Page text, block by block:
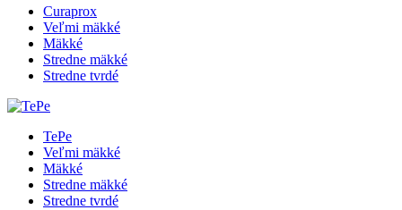
Curaprox
Veľmi mäkké
Mäkké
Stredne mäkké
Stredne tvrdé
TePe
Veľmi mäkké
Mäkké
Stredne mäkké
Stredne tvrdé